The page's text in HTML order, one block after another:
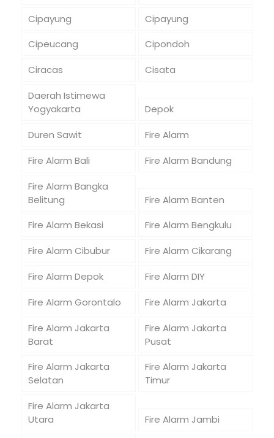
Cipayung
Cipayung
Cipeucang
Cipondoh
Ciracas
Cisata
Daerah Istimewa
Yogyakarta
Depok
Duren Sawit
Fire Alarm
Fire Alarm Bali
Fire Alarm Bandung
Fire Alarm Bangka
Belitung
Fire Alarm Banten
Fire Alarm Bekasi
Fire Alarm Bengkulu
Fire Alarm Cibubur
Fire Alarm Cikarang
Fire Alarm Depok
Fire Alarm DIY
Fire Alarm Gorontalo
Fire Alarm Jakarta
Fire Alarm Jakarta
Barat
Fire Alarm Jakarta
Pusat
Fire Alarm Jakarta
Selatan
Fire Alarm Jakarta
Timur
Fire Alarm Jakarta
Utara
Fire Alarm Jambi